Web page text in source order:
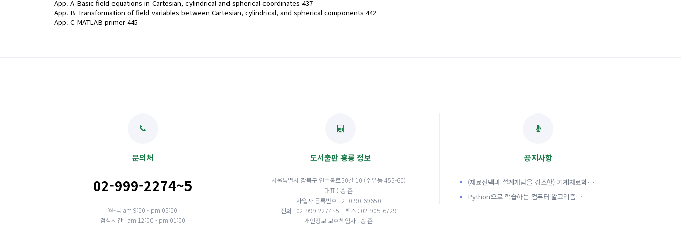
App. A Basic field equations in Cartesian, cylindrical and spherical coordinates 437
App. B Transformation of field variables between Cartesian, cylindrical, and spherical components 442
App. C MATLAB primer 445
문의처
02-999-2274~5
월-금 am 9:00 - pm 05:00
점심시간 : am 12:00 - pm 01:00
도서출판 홍릉 정보
서울특별시 강북구 인수봉로50길 10 (수유동 455-60)
대표 : 송 준
사업자 등록번호 : 210-90-69650
전화 : 02-999-2274~5
팩스 : 02-905-6729
개인정보 보호책임자 : 송 준
공지사항
(재료선택과 설계개념을 강조한) 기계재료학…
Python으로 학습하는 컴퓨터 알고리즘 …